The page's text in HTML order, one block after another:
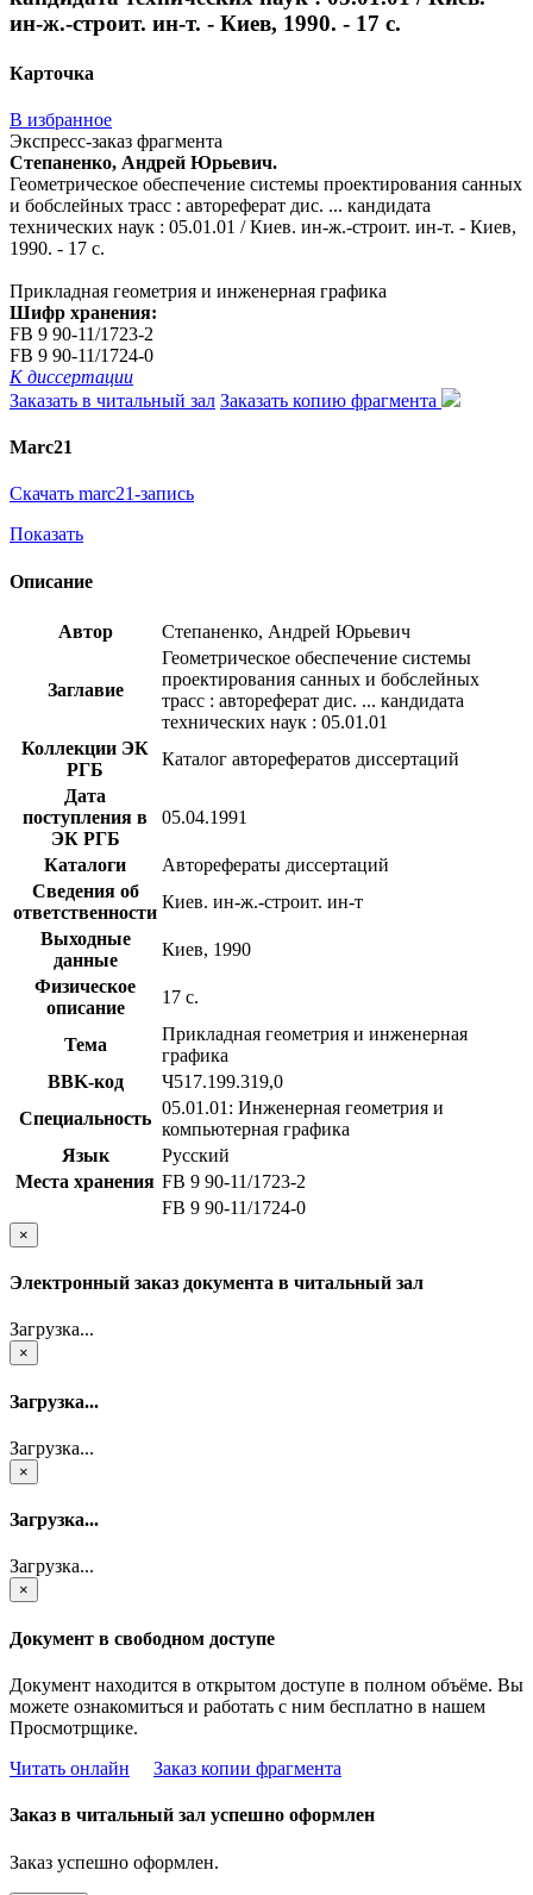
ин-ж.-строит. ин-т. - Киев, 1990. - 17 с.
Карточка
В избранное
Экспресс-заказ фрагмента
Степаненко, Андрей Юрьевич.
Геометрическое обеспечение системы проектирования санных
и бобслейных трасс : автореферат дис. ... кандидата
технических наук : 05.01.01 / Киев. ин-ж.-строит. ин-т. - Киев,
1990. - 17 с.
Прикладная геометрия и инженерная графика
Шифр хранения:
FB 9 90-11/1723-2
FB 9 90-11/1724-0
К диссертации
Заказать в читальный зал Заказать копию фрагмента
Marc21
Скачать marc21-запись
Показать
Описание
Автор Степаненко, Андрей Юрьевич
Заглавие
Геометрическое обеспечение системы
проектирования санных и бобслейных
трасс : автореферат дис. ... кандидата
технических наук : 05.01.01
Коллекции ЭК
РГБ
Каталог авторефератов диссертаций
Дата
поступления в
ЭК РГБ
05.04.1991
Каталоги
Авторефераты диссертаций
Сведения об
ответственности
Киев. ин-ж.-строит. ин-т
Выходные
данные
Киев, 1990
Физическое
описание
17 с.
Тема
Прикладная геометрия и инженерная
графика
BBK-код
Ч517.199.319,0
Специальность
05.01.01: Инженерная геометрия и
компьютерная графика
Язык
Русский
Места хранения FB 9 90-11/1723-2
FB 9 90-11/1724-0
×
Электронный заказ документа в читальный зал
Загрузка...
×
Загрузка...
Загрузка...
×
Загрузка...
Загрузка...
×
Документ в свободном доступе
Документ находится в открытом доступе в полном объёме. Вы
можете ознакомиться и работать с ним бесплатно в нашем
Просмотрщике.
Читать онлайн
Заказ копии фрагмента
Заказ в читальный зал успешно оформлен
Заказ успешно оформлен.